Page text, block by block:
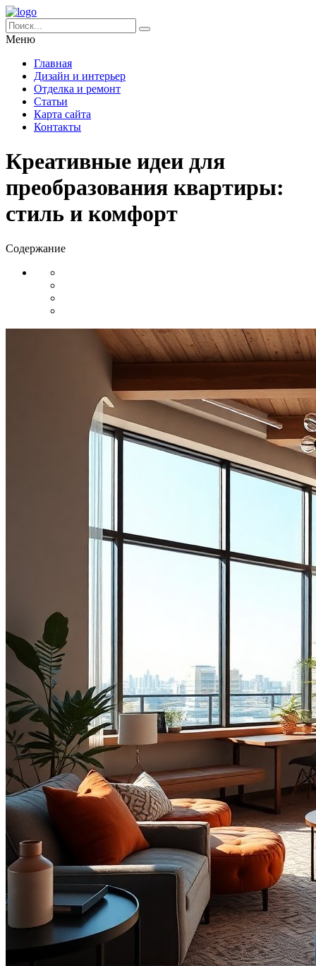
Меню
Главная
Дизайн и интерьер
Отделка и ремонт
Статьи
Карта сайта
Контакты
Креативные идеи для
преобразования квартиры:
стиль и комфорт
Содержание